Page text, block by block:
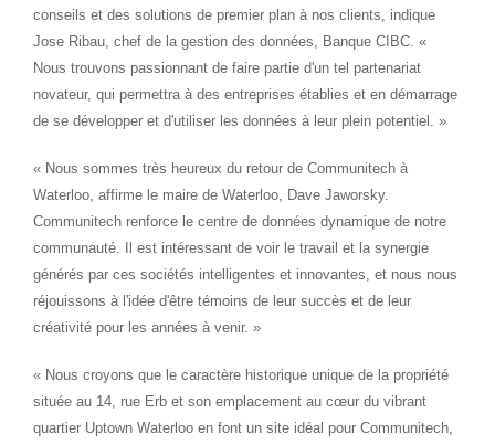
conseils et des solutions de premier plan à nos clients, indique
Jose Ribau, chef de la gestion des données, Banque CIBC. «
Nous trouvons passionnant de faire partie d'un tel partenariat
novateur, qui permettra à des entreprises établies et en démarrage
de se développer et d'utiliser les données à leur plein potentiel. »
« Nous sommes très heureux du retour de Communitech à
Waterloo, affirme le maire deWaterloo, Dave Jaworsky.
Communitech renforce le centre de données dynamique de notre
communauté. Il est intéressant de voir le travail et la synergie
générés par ces sociétés intelligentes et innovantes, et nous nous
réjouissons à l'idée d'être témoins de leur succès et de leur
créativité pour les années à venir. »
« Nous croyons que le caractère historique unique de la propriété
située au 14, rue Erb et son emplacement au cœur du vibrant
quartier Uptown Waterloo en font un site idéal pour Communitech,